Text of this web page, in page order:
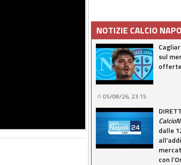
NOTIZIE CALCIO
sul
05/08/26, 23:15
dalle
con